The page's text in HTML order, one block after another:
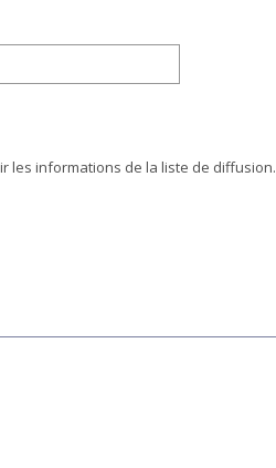
les informations de la liste de diffusion.